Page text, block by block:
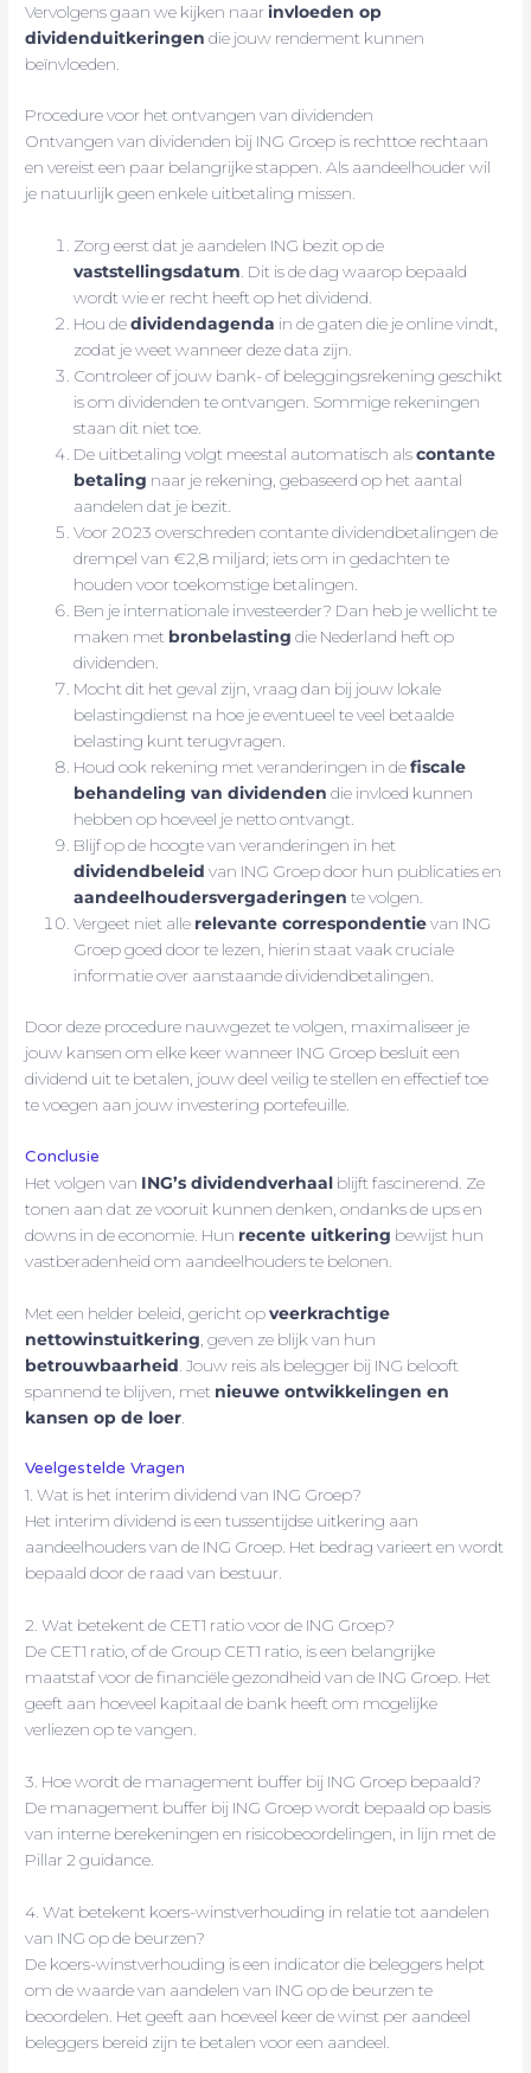
Vervolgens gaan we kijken naarinvloeden op
dividenduitkeringen die jouw rendement kunnen
beïnvloeden.
Procedure voor het ontvangen van dividenden
Ontvangen van dividenden bij ING Groep is rechttoe rechtaan
en vereist een paar belangrijke stappen. Als aandeelhouder wil
je natuurlijk geen enkele uitbetaling missen.
Zorg eerst dat je aandelen ING bezit op de
vaststellingsdatum. Dit is de dag waarop bepaald
wordt wie er recht heeft op het dividend.
Hou dedividendagenda in de gaten die je online vindt,
zodat je weet wanneer deze data zijn.
Controleer of jouw bank- of beleggingsrekening geschikt
is om dividenden te ontvangen. Sommige rekeningen
staan dit niet toe.
De uitbetaling volgt meestal automatisch alscontante
betaling naar je rekening, gebaseerd op het aantal
aandelen dat je bezit.
Voor 2023 overschreden contante dividendbetalingen de
drempel van €2,8 miljard; iets om in gedachten te
houden voor toekomstige betalingen.
Ben je internationale investeerder? Dan heb je wellicht te
maken met bronbelasting die Nederland heft op
dividenden.
Mocht dit het geval zijn, vraag dan bij jouw lokale
belastingdienst na hoe je eventueel te veel betaalde
belasting kunt terugvragen.
Houd ook rekening met veranderingen in defiscale
behandeling van dividenden die invloed kunnen
hebben op hoeveel je netto ontvangt.
Blijf op de hoogte van veranderingen in het
dividendbeleid van ING Groep door hun publicaties en
aandeelhoudersvergaderingen te volgen.
Vergeet niet alle relevante correspondentievan ING
Groep goed door te lezen, hierin staat vaak cruciale
informatie over aanstaande dividendbetalingen.
Door deze procedure nauwgezet te volgen, maximaliseer je
jouw kansen om elke keer wanneer ING Groep besluit een
dividend uit te betalen, jouw deel veilig te stellen en effectief toe
te voegen aan jouw investering portefeuille.
Conclusie
Het volgen van ING’s dividendverhaal blijft fascinerend. Ze
tonen aan dat ze vooruit kunnen denken, ondanks de ups en
downs in de economie. Hun recente uitkering bewijst hun
vastberadenheid om aandeelhouders te belonen.
Met een helder beleid, gericht opveerkrachtige
nettowinstuitkering , geven ze blijk van hun
betrouwbaarheid . Jouw reis als belegger bij ING belooft
spannend te blijven, met nieuwe ontwikkelingen en
kansen op de loer
Veelgestelde Vragen
1. Wat is het interim dividend van ING Groep?
Het interim dividend is een tussentijdse uitkering aan
aandeelhouders van de ING Groep. Het bedrag varieert en wordt
bepaald door de raad van bestuur.
2. Wat betekent de CET1 ratio voor de ING Groep?
De CET1 ratio, of de Group CET1 ratio, is een belangrijke
maatstaf voor de financiële gezondheid van de ING Groep. Het
geeft aan hoeveel kapitaal de bank heeft om mogelijke
verliezen op te vangen.
3. Hoe wordt de management buffer bij ING Groep bepaald?
De management buffer bij ING Groep wordt bepaald op basis
van interne berekeningen en risicobeoordelingen, in lijn met de
Pillar 2 guidance.
4. Wat betekent koers-winstverhouding in relatie tot aandelen
van ING op de beurzen?
De koers-winstverhouding is een indicator die beleggers helpt
om de waarde van aandelen van ING op de beurzen te
beoordelen. Het geeft aan hoeveel keer de winst per aandeel
beleggers bereid zijn te betalen voor een aandeel.